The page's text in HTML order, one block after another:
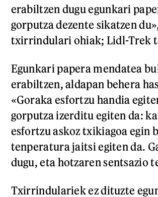
erabiltzen dugu egunkari
gorputza dezente sikatzen
txirrindulari ohiak; Lidl-Trek
Egunkari papera mendatea
erabiltzen, aldapan behera
«Goraka esfortzu handia
gorputza izerditu egiten da:
esfortzu askoz txikiagoa egin
tenperatura jaitsi egiten da.
dugu, eta hotzaren sentsazio
Txirrindulariek ez dituzte